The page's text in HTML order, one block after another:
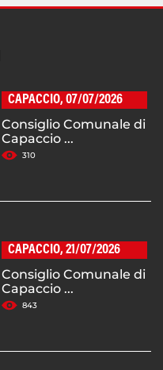
CAPACCIO, 07/07/2026
Consiglio Comunale di
Capaccio ...
310
CAPACCIO, 21/07/2026
Consiglio Comunale di
Capaccio ...
843